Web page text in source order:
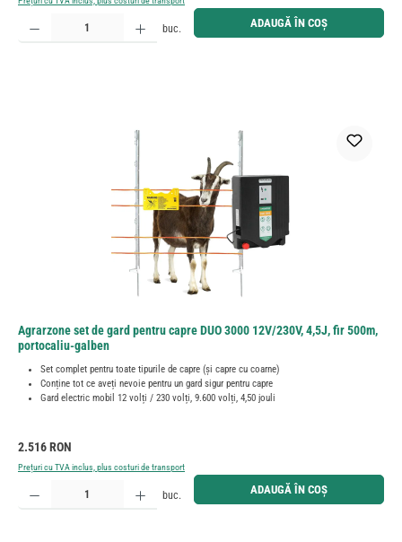
Cantitate produs: Introduceți cantitatea dorită sau utilizați butoanele pentru a mări sau micșora
buc. ADAUGĂ ÎN COȘ
Agrarzone set de gard pentru capre DUO 3000 12V/230V, 4,5J, fir 500m,
portocaliu-galben
Set complet pentru toate tipurile de capre (și capre cu coarne)
Conține tot ce aveți nevoie pentru un gard sigur pentru capre
Gard electric mobil 12 volți / 230 volți, 9.600 volți, 4,50 jouli
Preț obișnuit:
2.516 RON
Prețuri cu TVA inclus, plus costuri de transport
Cantitate produs: Introduceți cantitatea dorită sau utilizați butoanele pentru a mări sau micșora
buc. ADAUGĂ ÎN COȘ